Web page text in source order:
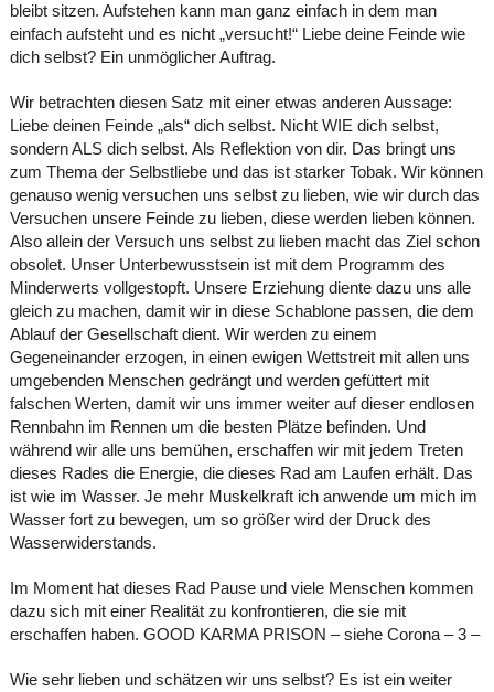
bleibt sitzen. Aufstehen kann man ganz einfach in dem man
einfach aufsteht und es nicht „versucht!“ Liebe deine Feinde wie
dich selbst? Ein unmöglicher Auftrag.
Wir betrachten diesen Satz mit einer etwas anderen Aussage:
Liebe deinen Feinde „als“ dich selbst. Nicht WIE dich selbst,
sondern ALS dich selbst. Als Reflektion von dir. Das bringt uns
zum Thema der Selbstliebe und das ist starker Tobak. Wir können
genauso wenig versuchen uns selbst zu lieben, wie wir durch das
Versuchen unsere Feinde zu lieben, diese werden lieben können.
Also allein der Versuch uns selbst zu lieben macht das Ziel schon
obsolet. Unser Unterbewusstsein ist mit dem Programm des
Minderwerts vollgestopft. Unsere Erziehung diente dazu uns alle
gleich zu machen, damit wir in diese Schablone passen, die dem
Ablauf der Gesellschaft dient. Wir werden zu einem
Gegeneinander erzogen, in einen ewigen Wettstreit mit allen uns
umgebenden Menschen gedrängt und werden gefüttert mit
falschen Werten, damit wir uns immer weiter auf dieser endlosen
Rennbahn im Rennen um die besten Plätze befinden. Und
während wir alle uns bemühen, erschaffen wir mit jedem Treten
dieses Rades die Energie, die dieses Rad am Laufen erhält. Das
ist wie im Wasser. Je mehr Muskelkraft ich anwende um mich im
Wasser fort zu bewegen, um so größer wird der Druck des
Wasserwiderstands.
Im Moment hat dieses Rad Pause und viele Menschen kommen
dazu sich mit einer Realität zu konfrontieren, die sie mit
erschaffen haben. GOOD KARMA PRISON – siehe Corona – 3 –
Wie sehr lieben und schätzen wir uns selbst? Es ist ein weiter